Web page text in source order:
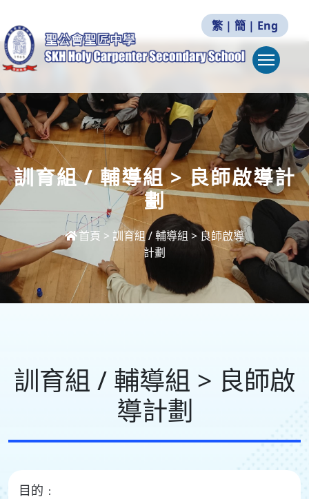
繁 | 簡 | Eng
訓育組 / 輔導組 > 良師啟導計
劃
首頁 > 訓育組 / 輔導組 > 良師啟導
計劃
訓育組 / 輔導組 > 良師啟
導計劃
目的﹕